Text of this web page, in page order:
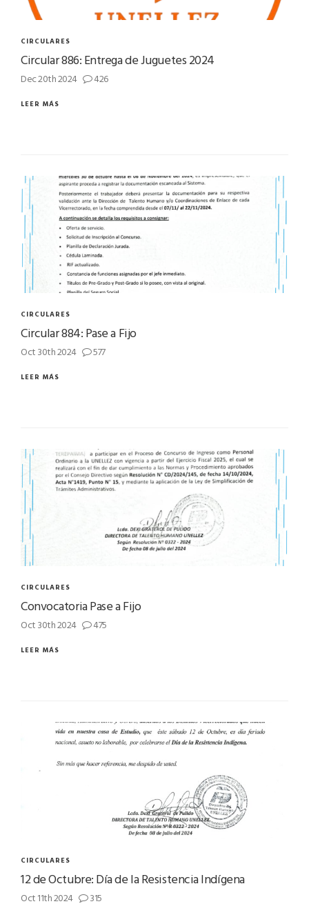
CIRCULARES
Circular 886: Entrega de Juguetes 2024
Dec 20th 2024 426
LEER MÁS
CIRCULARES
Circular 884: Pase a Fijo
Oct 30th 2024 577
LEER MÁS
CIRCULARES
Convocatoria Pase a Fijo
Oct 30th 2024 475
LEER MÁS
CIRCULARES
12 de Octubre: Día de la Resistencia Indígena
Oct 11th 2024 315